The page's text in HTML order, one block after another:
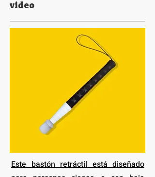
video
Este bastón retráctil está diseñado